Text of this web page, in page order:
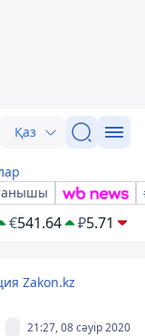
Қаз
€541.64 ₽5.71
Zakon.kz
21:27, 08 сәуір 2020